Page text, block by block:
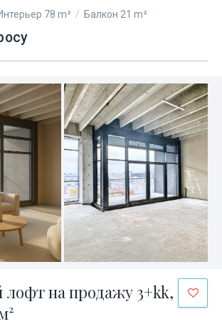
78 m² / Балкон 21 m²
на продажу 3+kk,